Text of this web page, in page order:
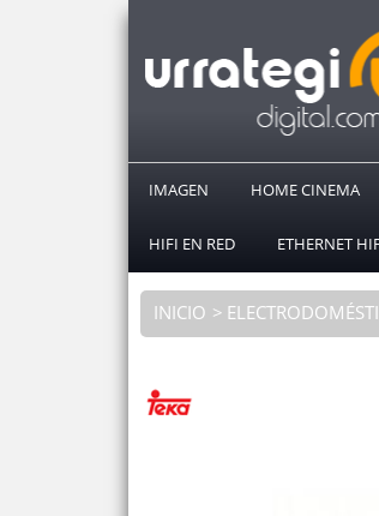
IMAGEN HOME CINEMA
HIFI EN RED ETHERNET
INICIO